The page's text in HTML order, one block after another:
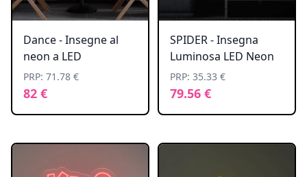
Dance - Insegne al
neon a LED
PRP: 71.78 €
82 €
SPIDER - Insegna
Luminosa LED Neon
PRP: 35.33 €
79.56 €